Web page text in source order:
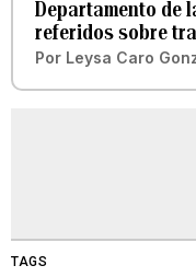
Departamento de
referidos sobre
Por Leysa Caro
TAGS